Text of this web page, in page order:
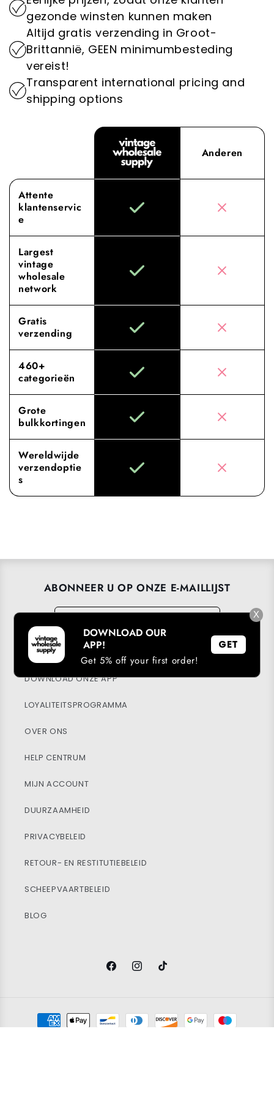
Door prioriteit te geven aan duurzaamheid
spelen we een belangrijke rol in het
verminderen van de impact van de mode-
industrie op het milieu.
vintage kleding voor de groothandel.
Ervaar het verschil met Vintage Wholesale
Supply, waar onze toewijding aan superieure
inkoop en service jouw groothandelervaring
naar nieuwe hoogten tilt.
gezonde winsten kunnen maken
Altijd gratis verzending in Groot-
Brittannië, GEEN minimumbesteding
vereist!
Transparent international pricing and
shipping options
Anderen
Attente
klantenservic
e
Largest
vintage
wholesale
network
Gratis
verzending
460+
categorieën
Grote
bulkkortingen
Wereldwijde
verzendoptie
s
ABONNEER U OP ONZE E-MAILLIJST
E-mail
DOWNLOAD ONZE APP
LOYALITEITSPROGRAMMA
OVER ONS
HELP CENTRUM
MIJN ACCOUNT
DUURZAAMHEID
PRIVACYBELEID
RETOUR- EN RESTITUTIEBELEID
SCHEEPVAARTBELEID
BLOG
FacebookInstagramTikTok
Betaalmethoden
X
DOWNLOAD OUR
APP!
Get 5% off your first order!
GET